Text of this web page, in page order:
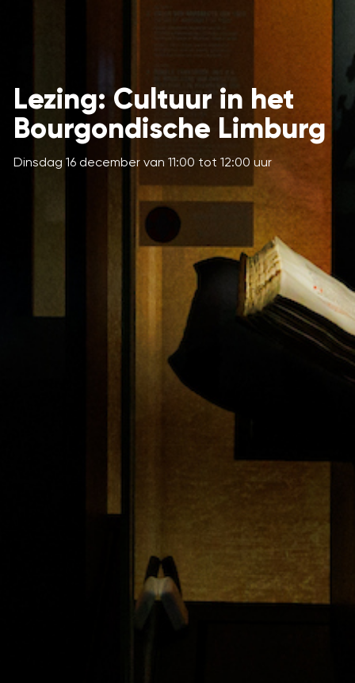
Lezing: Cultuur in het
Bourgondische Limburg
Dinsdag 16 december van 11:00 tot 12:00 uur